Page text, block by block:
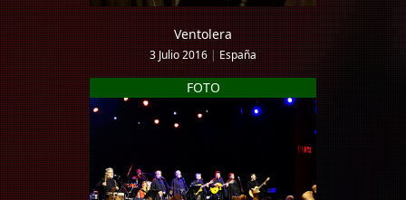
Ventolera
3 Julio 2016|España
FOTO